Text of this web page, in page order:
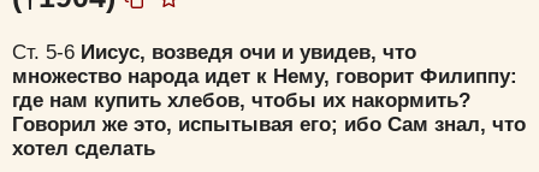
Ст. 5-6 Иисус, возведя очи и увидев, что
множество народа идет к Нему, говорит Филиппу:
где нам купить хлебов, чтобы их накормить?
Говорил же это, испытывая его; ибо Сам знал, что
хотел сделать